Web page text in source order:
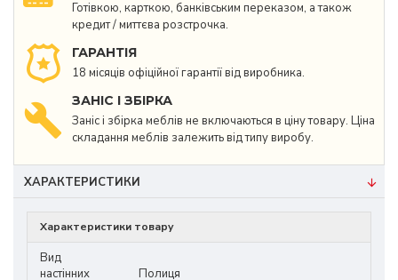
Готівкою, карткою, банківським переказом, а також
кредит / миттєва розстрочка.
ГАРАНТІЯ
18 місяців офіційної гарантії від виробника.
ЗАНІС І ЗБІРКА
Заніс і збірка меблів не включаються в ціну товару. Ціна
складання меблів залежить від типу виробу.
ХАРАКТЕРИСТИКИ
Характеристики товару
Вид
настінних
Полиця